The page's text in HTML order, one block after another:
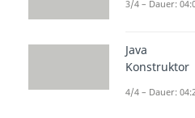
dir eine
Klassen
somit die
Codes. Das
3/4 – Dauer:
Java
Konstruktor
4/4 – Dauer: